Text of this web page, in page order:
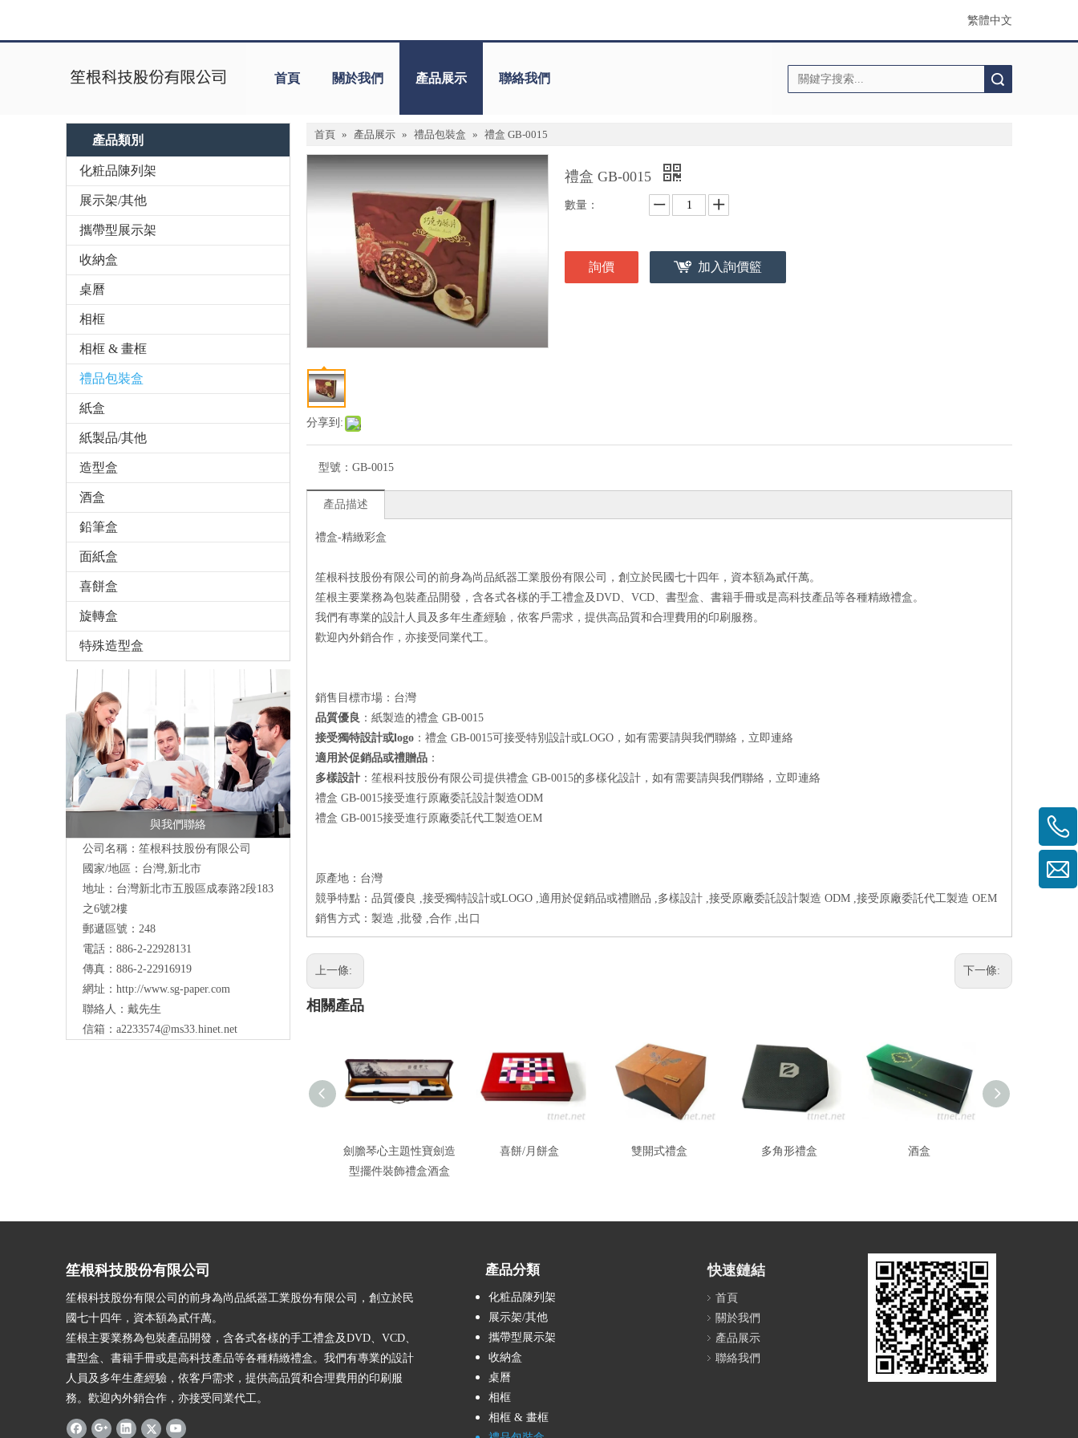
繁體中文
首頁 關於我們 產品展示 聯絡我們
產品類別
化粧品陳列架
展示架/其他
攜帶型展示架
收納盒
桌曆
相框
相框 & 畫框
禮品包裝盒
紙盒
紙製品/其他
造型盒
酒盒
鉛筆盒
面紙盒
喜餅盒
旋轉盒
特殊造型盒
與我們聯絡
公司名稱：笙根科技股份有限公司
國家/地區：台灣,新北市
地址：台灣新北市五股區成泰路2段183
之6號2樓
郵遞區號：248
電話：886-2-22928131
傳真：886-2-22916919
網址： http://www.sg-paper.com
聯絡人：戴先生
信箱： a2233574@ms33.hinet.net
首頁 » 產品展示 » 禮品包裝盒 » 禮盒 GB-0015
分享到:
禮盒 GB-0015
數量：
詢價 加入詢價籃
型號： GB-0015
產品描述
禮盒-精緻彩盒
笙根科技股份有限公司的前身為尚品紙器工業股份有限公司，創立於民國七十四年，資本額為貳仟萬。
笙根主要業務為包裝產品開發，含各式各樣的手工禮盒及DVD、VCD、書型盒、書籍手冊或是高科技產品等各種精緻禮盒。
我們有專業的設計人員及多年生產經驗，依客戶需求，提供高品質和合理費用的印刷服務。
歡迎內外銷合作，亦接受同業代工。
銷售目標市場：台灣
品質優良 ：紙製造的禮盒 GB-0015
接受獨特設計或logo ：禮盒 GB-0015可接受特別設計或LOGO，如有需要請與我們聯絡， 立即連絡
適用於促銷品或禮贈品 ：
多樣設計 ：笙根科技股份有限公司提供禮盒 GB-0015的多樣化設計，如有需要請與我們聯絡， 立即連絡
禮盒 GB-0015接受進行原廠委託設計製造ODM
禮盒 GB-0015接受進行原廠委託代工製造OEM
原產地：台灣
競爭特點：品質優良 ,接受獨特設計或LOGO ,適用於促銷品或禮贈品 ,多樣設計 ,接受原廠委託設計製造 ODM ,接受原廠委託代工製造 OEM
銷售方式：製造 ,批發 ,合作 ,出口
上一條: 下一條:
相關產品
劍膽琴心主題性寶劍造
型擺件裝飾禮盒酒盒
喜餅/月餅盒 雙開式禮盒 多角形禮盒 酒盒
笙根科技股份有限公司
笙根科技股份有限公司的前身為尚品紙器工業股份有限公司，創立於民
國七十四年，資本額為貳仟萬。
笙根主要業務為包裝產品開發，含各式各樣的手工禮盒及DVD、VCD、
書型盒、書籍手冊或是高科技產品等各種精緻禮盒。我們有專業的設計
人員及多年生產經驗，依客戶需求，提供高品質和合理費用的印刷服
務。歡迎內外銷合作，亦接受同業代工。
產品分類
化粧品陳列架
展示架/其他
攜帶型展示架
收納盒
桌曆
相框
相框 & 畫框
快速鏈結
首頁
關於我們
產品展示
聯絡我們